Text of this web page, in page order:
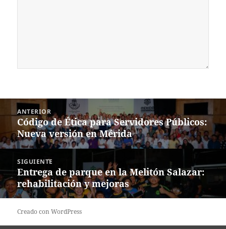
Navegación
entradas
ANTERIOR
Entrada
anterior:
Código de Ética para Servidores Públicos:
Nueva versión en Mérida
SIGUIENTE
Siguiente
entrada:
Entrega de parque en la Melitón Salazar:
rehabilitación y mejoras
Creado con WordPress